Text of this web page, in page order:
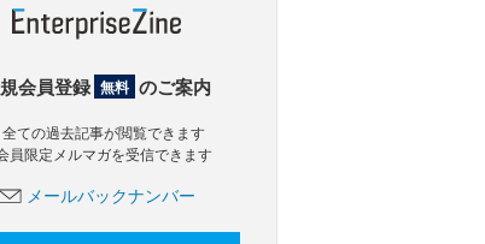
会員登録 無料 のご案内
全ての過去記事が閲覧できます
員限定メルマガを受信できます
メールバックナンバー